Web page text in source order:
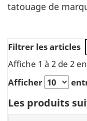
tatouage de
Filtrer les articles
Affiche 1 à 2 de 2
Afficher
Les produits